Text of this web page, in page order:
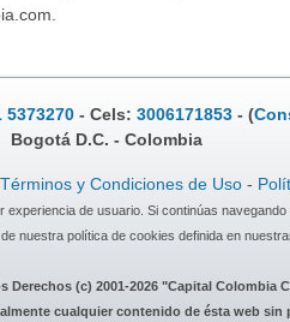
5373270 - Cels: 3006171853 - (
Bogotá D.C. - Colombia
Términos y Condiciones de Uso-
de usuario. Si continúas
nuestra política de cookies definida en
Derechos (c) 2001-2026 "Capital Colombia
cualquier contenido de ésta web sin